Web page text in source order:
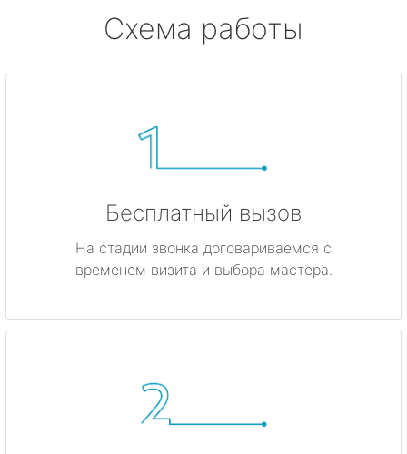
Схема работы
Бесплатный вызов
На стадии звонка договариваемся с
временем визита и выбора мастера.